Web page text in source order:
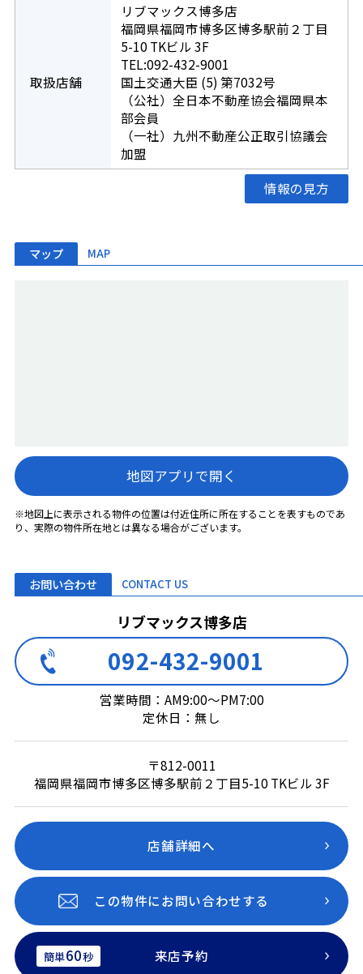
取扱店舗
リブマックス博多店
福岡県福岡市博多区博多駅前２丁目
5-10 TKビル 3F
TEL:092-432-9001
国土交通大臣 (5) 第7032号
（公社）全日本不動産協会福岡県本
部会員
（一社）九州不動産公正取引協議会
加盟
情報の見方
マップ MAP
地図アプリで開く
※地図上に表示される物件の位置は付近住所に所在することを表すものであ
り、実際の物件所在地とは異なる場合がございます。
お問い合わせ CONTACT US
リブマックス博多店
092-432-9001
営業時間：AM9:00～PM7:00
定休日：無し
〒812-0011
福岡県福岡市博多区博多駅前２丁目5-10 TKビル 3F
店舗詳細へ
この物件にお問い合わせする
簡単60秒 来店予約